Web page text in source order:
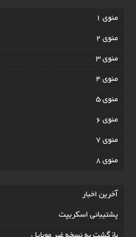
منوی 1
منوی 2
منوی 3
منوی 4
منوی 5
منوی 6
منوی 7
منوی 8
آخرين اخبار
پشتیبانی اسکریپت